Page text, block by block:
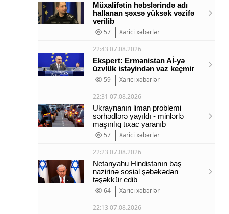
Müxalifətin həbslərində adı
hallanan şəxsə yüksək vəzifə
verilib
57
Xarici xəbərlər
22:43 07.08.2026
Ekspert: Ermənistan Aİ-yə
üzvlük istəyindən vaz keçmir
59
Xarici xəbərlər
22:31 07.08.2026
Ukraynanın liman problemi
sərhədlərə yayıldı - minlərlə
maşınlıq tıxac yaranıb
57
Xarici xəbərlər
22:23 07.08.2026
Netanyahu Hindistanın baş
nazirinə sosial şəbəkədən
təşəkkür edib
64
Xarici xəbərlər
22:13 07.08.2026